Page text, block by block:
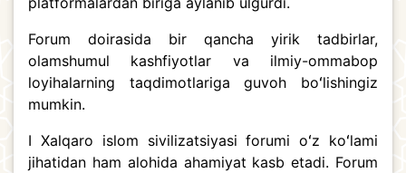
Forum doirasida bir qancha yirik tadbirlar,
olamshumul kashfiyotlar va ilmiy-ommabop
loyihalarning taqdimotlariga guvoh boʻlishingiz
mumkin.
I Xalqaro islom sivilizatsiyasi forumi oʻz koʻlami
jihatidan ham alohida ahamiyat kasb etadi. Forum